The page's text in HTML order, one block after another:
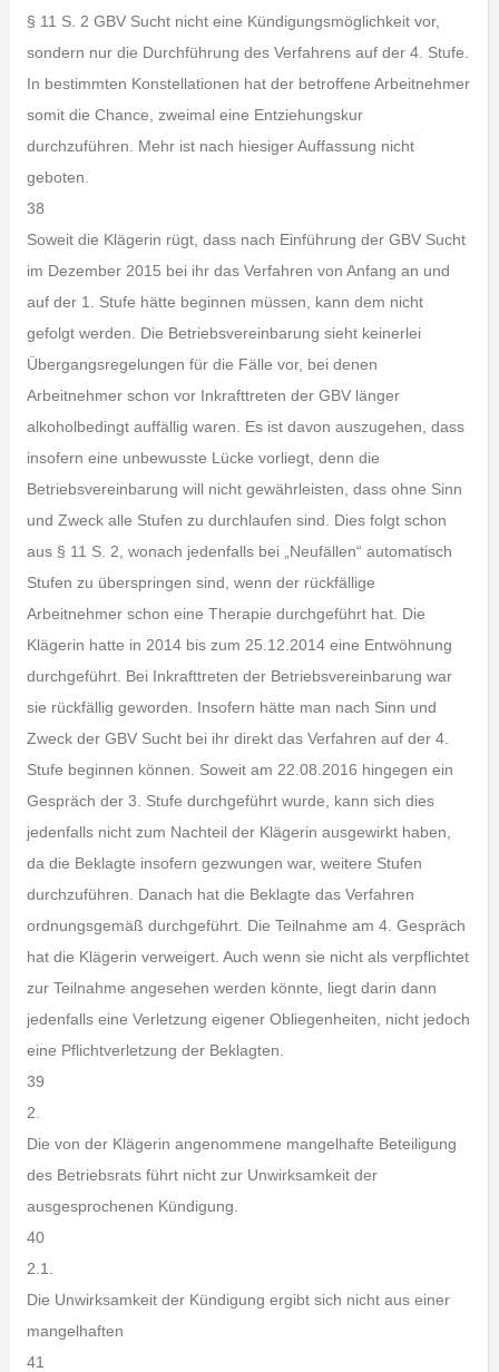
§ 11 S. 2 GBV Sucht nicht eine Kündigungsmöglichkeit vor,
sondern nur die Durchführung des Verfahrens auf der 4. Stufe.
In bestimmten Konstellationen hat der betroffene Arbeitnehmer
somit die Chance, zweimal eine Entziehungskur
durchzuführen. Mehr ist nach hiesiger Auffassung nicht
geboten.
38
Soweit die Klägerin rügt, dass nach Einführung der GBV Sucht
im Dezember 2015 bei ihr das Verfahren von Anfang an und
auf der 1. Stufe hätte beginnen müssen, kann dem nicht
gefolgt werden. Die Betriebsvereinbarung sieht keinerlei
Übergangsregelungen für die Fälle vor, bei denen
Arbeitnehmer schon vor Inkrafttreten der GBV länger
alkoholbedingt auffällig waren. Es ist davon auszugehen, dass
insofern eine unbewusste Lücke vorliegt, denn die
Betriebsvereinbarung will nicht gewährleisten, dass ohne Sinn
und Zweck alle Stufen zu durchlaufen sind. Dies folgt schon
aus § 11 S. 2, wonach jedenfalls bei „Neufällen“ automatisch
Stufen zu überspringen sind, wenn der rückfällige
Arbeitnehmer schon eine Therapie durchgeführt hat. Die
Klägerin hatte in 2014 bis zum 25.12.2014 eine Entwöhnung
durchgeführt. Bei Inkrafttreten der Betriebsvereinbarung war
sie rückfällig geworden. Insofern hätte man nach Sinn und
Zweck der GBV Sucht bei ihr direkt das Verfahren auf der 4.
Stufe beginnen können. Soweit am 22.08.2016 hingegen ein
Gespräch der 3. Stufe durchgeführt wurde, kann sich dies
jedenfalls nicht zum Nachteil der Klägerin ausgewirkt haben,
da die Beklagte insofern gezwungen war, weitere Stufen
durchzuführen. Danach hat die Beklagte das Verfahren
ordnungsgemäß durchgeführt. Die Teilnahme am 4. Gespräch
hat die Klägerin verweigert. Auch wenn sie nicht als verpflichtet
zur Teilnahme angesehen werden könnte, liegt darin dann
jedenfalls eine Verletzung eigener Obliegenheiten, nicht jedoch
eine Pflichtverletzung der Beklagten.
39
2.
Die von der Klägerin angenommene mangelhafte Beteiligung
des Betriebsrats führt nicht zur Unwirksamkeit der
ausgesprochenen Kündigung.
40
2.1.
Die Unwirksamkeit der Kündigung ergibt sich nicht aus einer
mangelhaften
41